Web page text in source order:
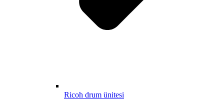
Ricoh drum ünitesi